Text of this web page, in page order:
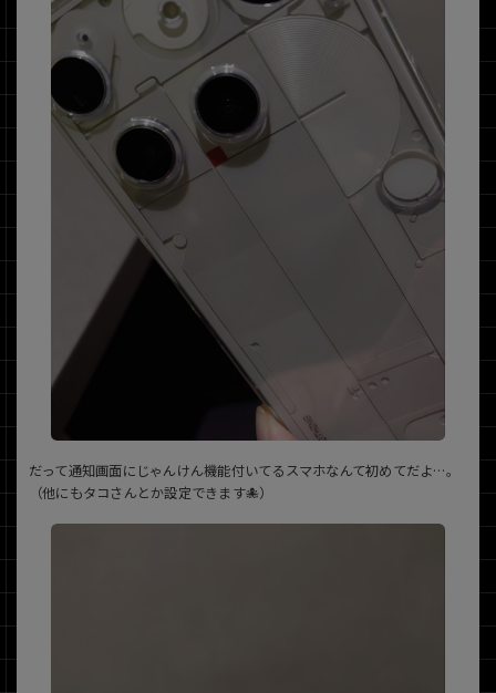
だって通知画面にじゃんけん機能付いてるスマホなんて初めてだよ…。
（他にもタコさんとか設定できます🐙）